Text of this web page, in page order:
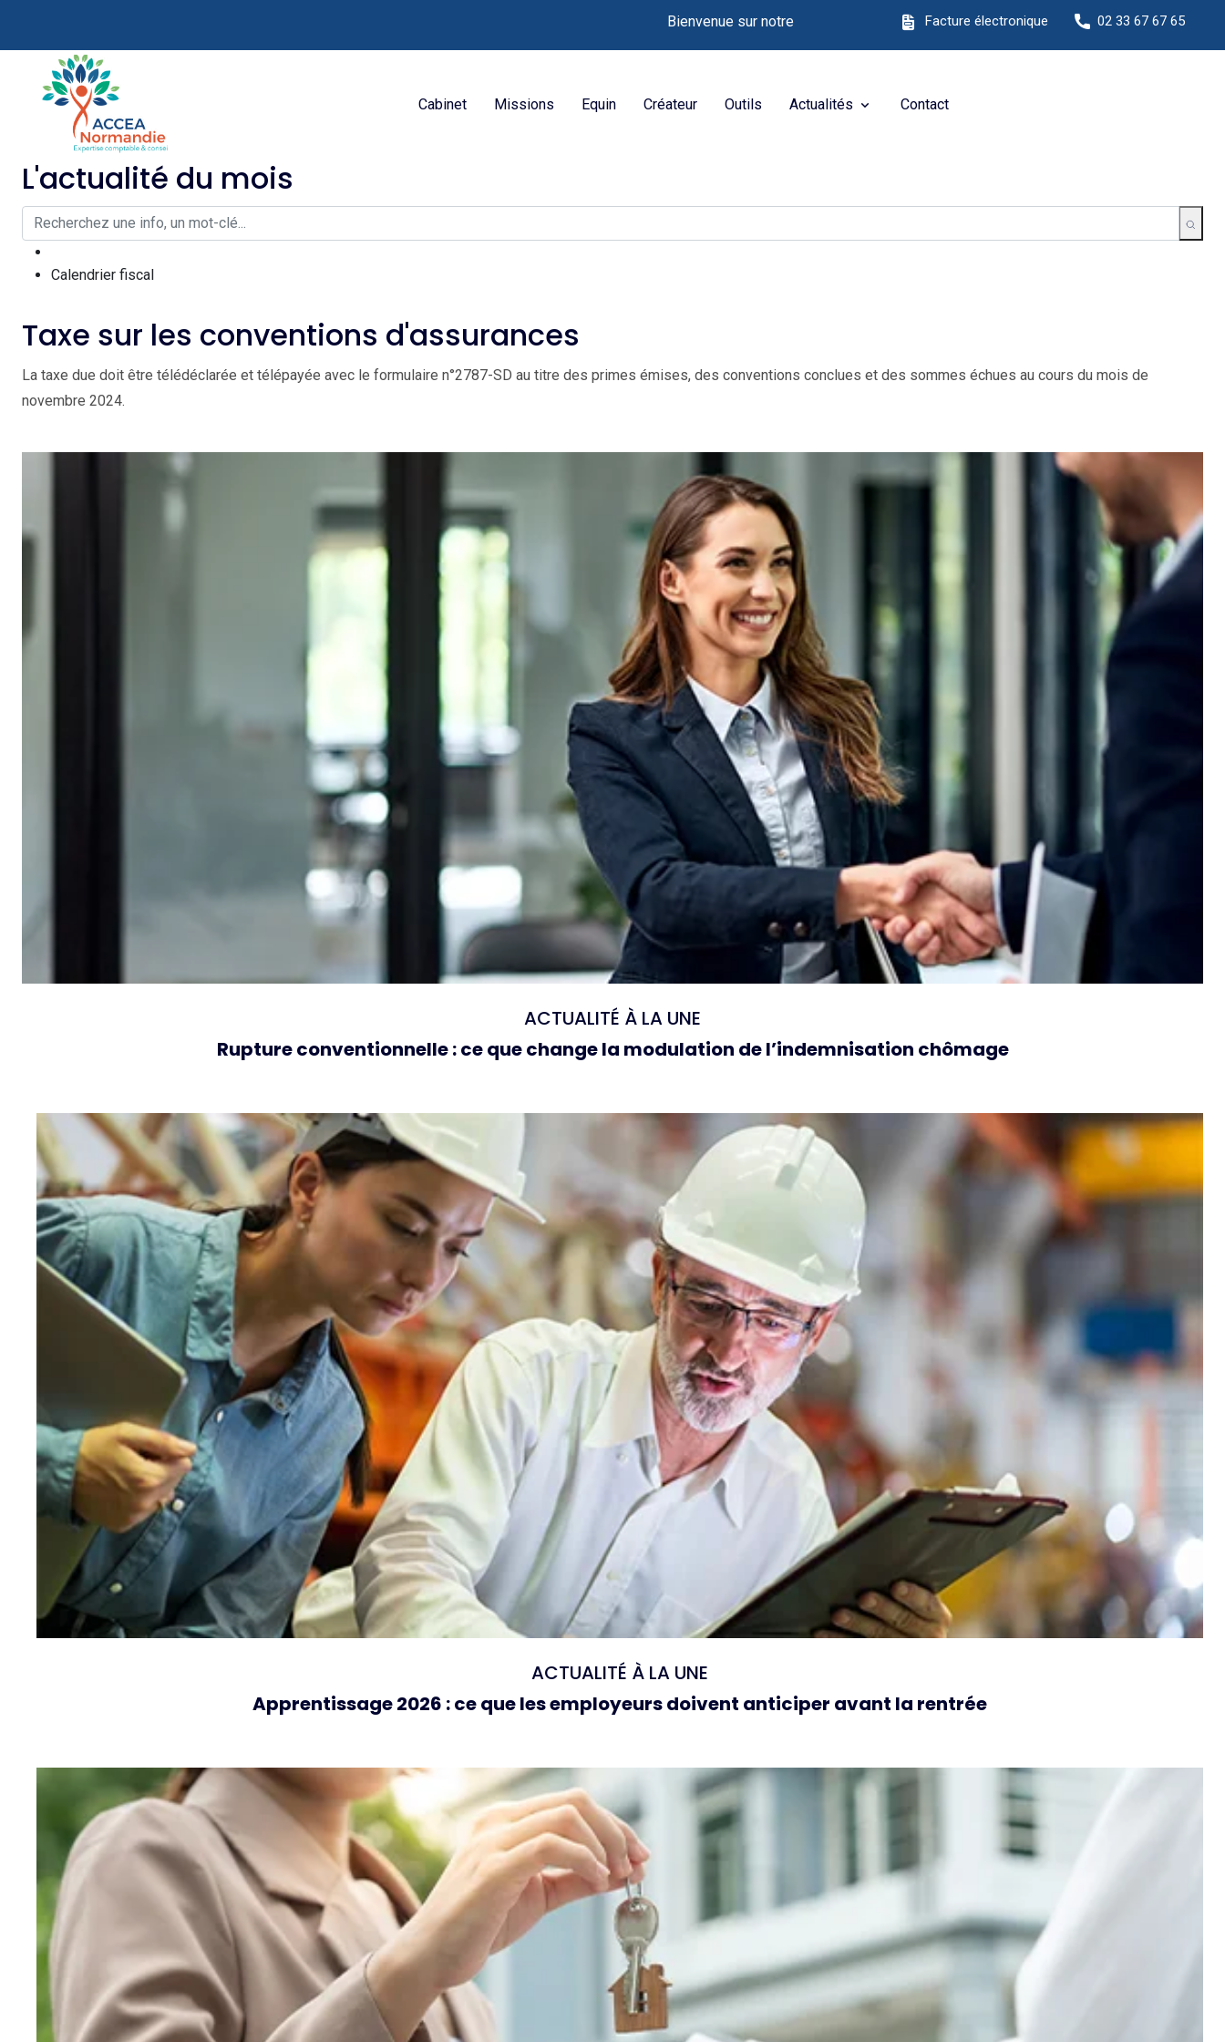
Bienvenue sur notre nouveau site Internet ! Facture électronique 02 33 67 67 65
Cabinet Missions Equin Créateur Outils Actualités Contact
L'actualité du mois
Calendrier fiscal
Taxe sur les conventions d'assurances
La taxe due doit être télédéclarée et télépayée avec le formulaire n°2787-SD au titre des primes émises, des conventions conclues et des sommes échues au cours du mois de
novembre 2024.
ACTUALITÉ À LA UNE
Rupture conventionnelle : ce que change la modulation de l’indemnisation chômage
ACTUALITÉ À LA UNE
Apprentissage 2026 : ce que les employeurs doivent anticiper avant la rentrée